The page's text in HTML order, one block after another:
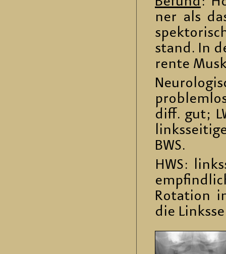
ner als
stand. In
ren­te
diff. gut;
BWS.
HWS:
Ro­ta­ti­on
die